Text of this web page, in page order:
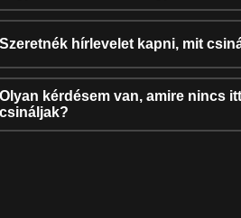
Szeretnék hírlevelet kapni, mit
Olyan kérdésem van, amire nincs
csináljak?